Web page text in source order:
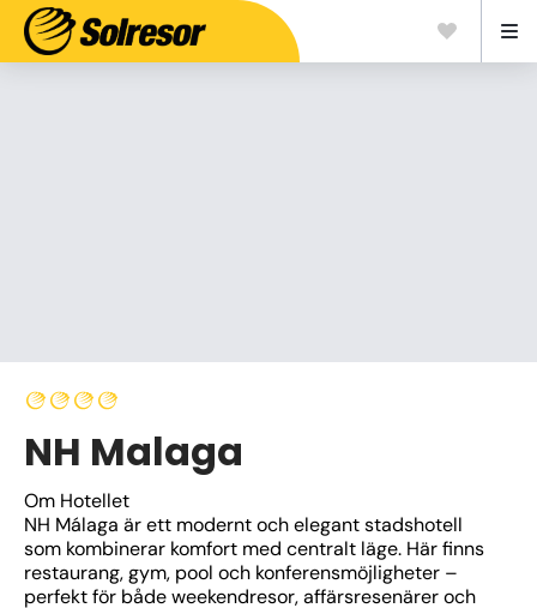
NH Malaga
Om Hotellet
NH Málaga är ett modernt och elegant stadshotell
som kombinerar komfort med centralt läge. Här finns
restaurang, gym, pool och konferensmöjligheter –
perfekt för både weekendresor, affärsresenärer och